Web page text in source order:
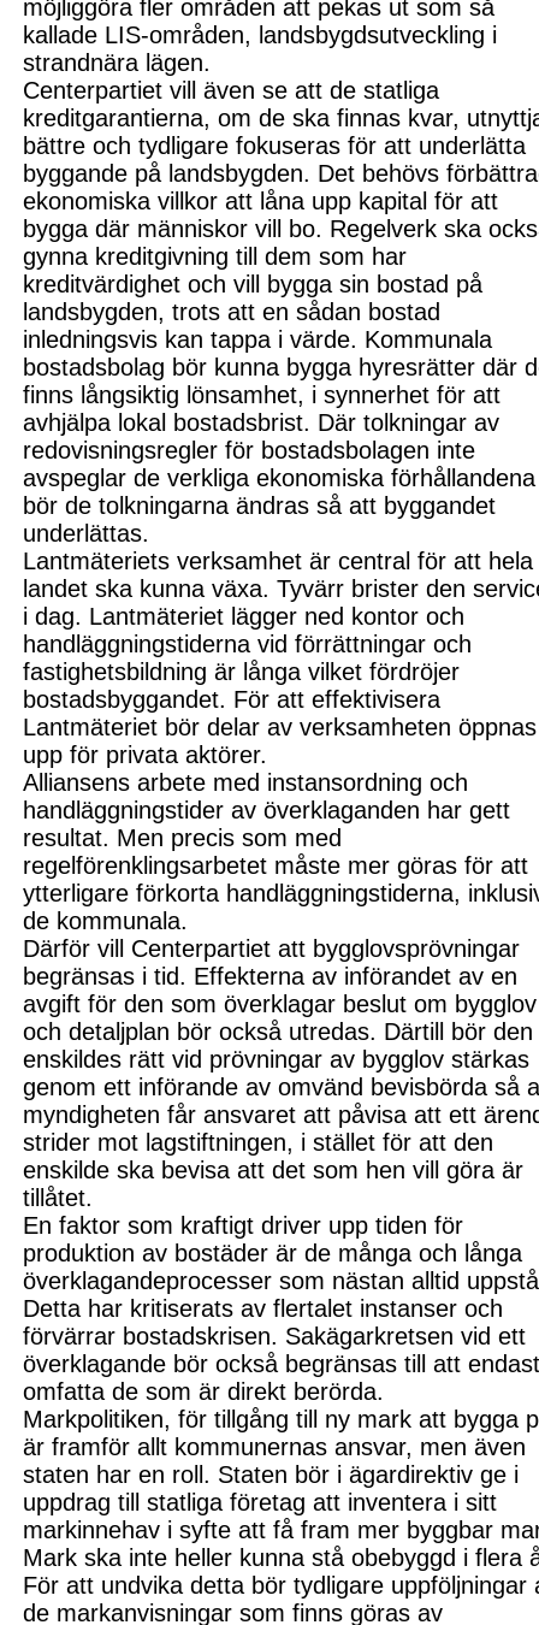
möjliggöra fler områden att pekas ut som så
kallade LIS-områden, landsbygdsutveckling i
strandnära lägen.
Centerpartiet vill även se att de statliga
kreditgarantierna, om de ska finnas kvar,
bättre och tydligare fokuseras för att underlätta
byggande på landsbygden. Det behövs
ekonomiska villkor att låna upp kapital för att
bygga där människor vill bo. Regelverk ska
gynna kreditgivning till dem som har
kreditvärdighet och vill bygga sin bostad på
landsbygden, trots att en sådan bostad
inledningsvis kan tappa i värde. Kommunala
bostadsbolag bör kunna bygga hyresrätter där
finns långsiktig lönsamhet, i synnerhet för att
avhjälpa lokal bostadsbrist. Där tolkningar av
redovisningsregler för bostadsbolagen inte
avspeglar de verkliga ekonomiska förhållandena
bör de tolkningarna ändras så att byggandet
underlättas.
Lantmäteriets verksamhet är central för att hela
landet ska kunna växa. Tyvärr brister den
i dag. Lantmäteriet lägger ned kontor och
handläggningstiderna vid förrättningar och
fastighetsbildning är långa vilket fördröjer
bostadsbyggandet. För att effektivisera
Lantmäteriet bör delar av verksamheten öppnas
upp för privata aktörer.
Alliansens arbete med instansordning och
handläggningstider av överklaganden har gett
resultat. Men precis som med
regelförenklingsarbetet måste mer göras för att
ytterligare förkorta handläggningstiderna,
de kommunala.
Därför vill Centerpartiet att bygglovsprövningar
begränsas i tid. Effekterna av införandet av en
avgift för den som överklagar beslut om bygglov
och detaljplan bör också utredas. Därtill bör den
enskildes rätt vid prövningar av bygglov stärkas
genom ett införande av omvänd bevisbörda så
myndigheten får ansvaret att påvisa att ett
strider mot lagstiftningen, i stället för att den
enskilde ska bevisa att det som hen vill göra är
tillåtet.
En faktor som kraftigt driver upp tiden för
produktion av bostäder är de många och långa
överklagandeprocesser som nästan alltid
Detta har kritiserats av flertalet instanser och
förvärrar bostadskrisen. Sakägarkretsen vid ett
överklagande bör också begränsas till att
omfatta de som är direkt berörda.
Markpolitiken, för tillgång till ny mark att bygga
är framför allt kommunernas ansvar, men även
staten har en roll. Staten bör i ägardirektiv ge i
uppdrag till statliga företag att inventera i sitt
markinnehav i syfte att få fram mer byggbar
Mark ska inte heller kunna stå obebyggd i flera
För att undvika detta bör tydligare uppföljningar
de markanvisningar som finns göras av